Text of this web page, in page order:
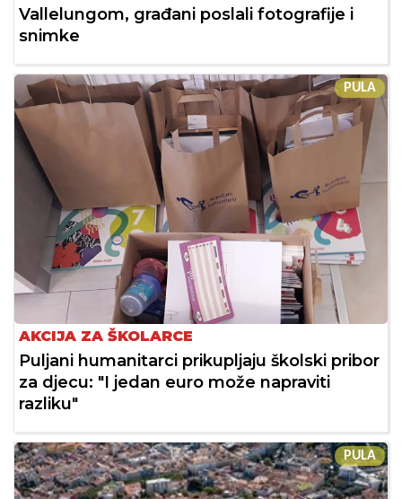
Vallelungom, građani poslali fotografije i
snimke
PULA
AKCIJA ZA ŠKOLARCE
Puljani humanitarci prikupljaju školski pribor
za djecu: "I jedan euro može napraviti
razliku"
PULA